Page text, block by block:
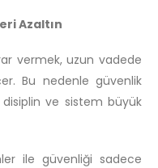
Azaltın
vermek, uzun vadede
Bu nedenle güvenlik
ve sistem büyük
ile güvenliği sadece